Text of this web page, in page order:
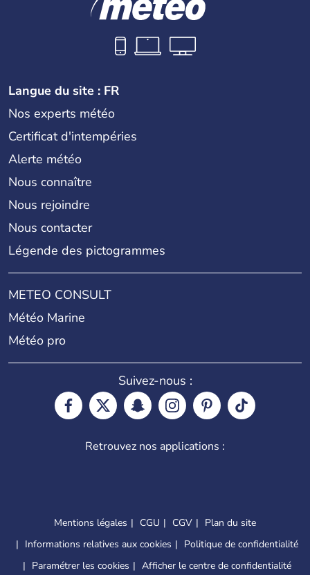
Langue du site : FR
Nos experts météo
Certificat d'intempéries
Alerte météo
Nous connaître
Nous rejoindre
Nous contacter
Légende des pictogrammes
METEO CONSULT
Météo Marine
Météo pro
Suivez-nous :
Retrouvez nos applications :
Mentions légales CGU CGV
Plan du site
Informations relatives aux cookies
Politique de confidentialité
Paramétrer les cookies
Afficher le centre de confidentialité